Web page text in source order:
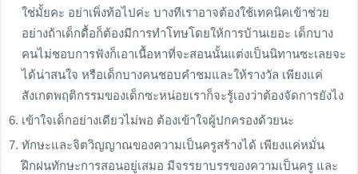
ใช่มั้ยคะ อย่าเพิ่งท้อไปค่ะ บางทีเราอาจต้องใช้เทคนิคเข้าช่วย
อย่างถ้าเด็กดื้อก็ต้องมีการทำโทษโดยให้การบ้านเยอะ เด็กบาง
คนไม่ชอบการฟังก็เอาเนื้อหาที่จะสอนนั้นแต่งเป็นนิทานซะเลยจะ
ได้น่าสนใจ หรือเด็กบางคนชอบคำชมและให้รางวัล เพียงแค่
สังเกตพฤติกรรมของเด็กซะหน่อยเราก็จะรู้เองว่าต้องจัดการยังไง
เข้าใจเด็กอย่างเดียวไม่พอ ต้องเข้าใจผู้ปกครองด้วยนะ
ทักษะและจิตวิญญาณของความเป็นครูสร้างได้ เพียงแค่หมั่น
ฝึกฝนทักษะการสอนอยู่เสมอ มีจรรยาบรรของความเป็นครู และ